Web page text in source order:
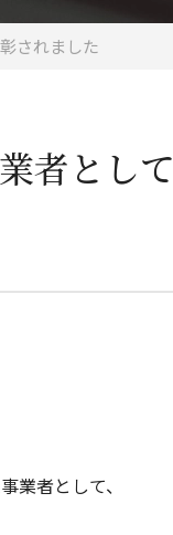
されました
者とし
業者として、